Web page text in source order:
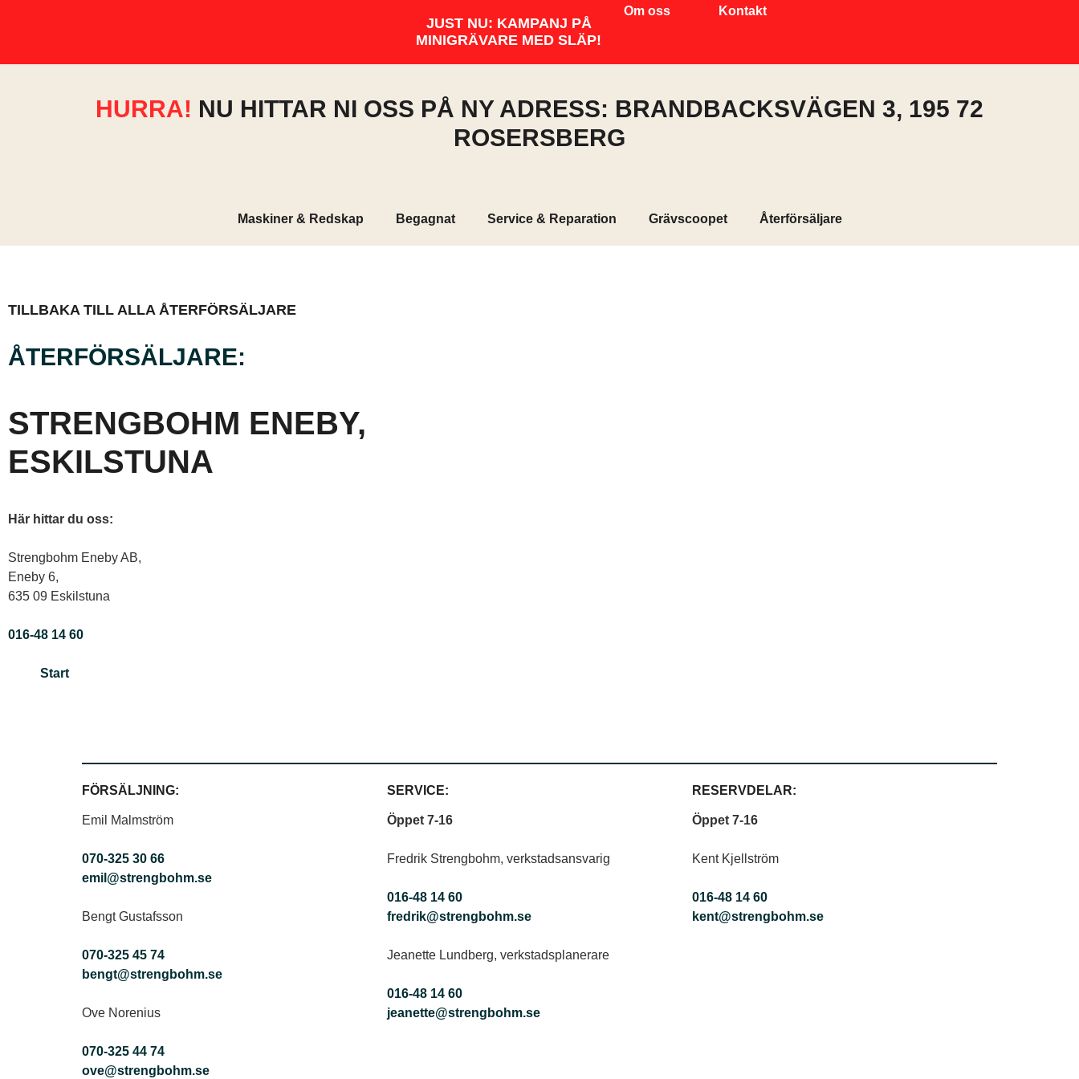
JUST NU: KAMPANJ PÅ
MINIGRÄVARE MED SLÄP!
Om oss Kontakt
HURRA! NU HITTAR NI OSS PÅ NY ADRESS: BRANDBACKSVÄGEN 3, 195 72
ROSERSBERG
Maskiner & Redskap Begagnat Service & Reparation Grävscoopet Återförsäljare
TILLBAKA TILL ALLA ÅTERFÖRSÄLJARE
ÅTERFÖRSÄLJARE:
STRENGBOHM ENEBY,
ESKILSTUNA
Här hittar du oss:
Strengbohm Eneby AB,
Eneby 6,
635 09 Eskilstuna
016-48 14 60
Start
FÖRSÄLJNING:
Emil Malmström
070-325 30 66
emil@strengbohm.se
Bengt Gustafsson
070-325 45 74
bengt@strengbohm.se
Ove Norenius
070-325 44 74
ove@strengbohm.se
SERVICE:
Öppet 7-16
Fredrik Strengbohm, verkstadsansvarig
016-48 14 60
fredrik@strengbohm.se
Jeanette Lundberg, verkstadsplanerare
016-48 14 60
jeanette@strengbohm.se
RESERVDELAR:
Öppet 7-16
Kent Kjellström
016-48 14 60
kent@strengbohm.se